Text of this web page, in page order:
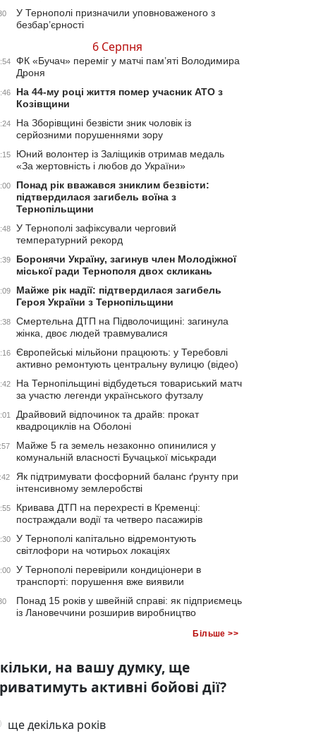
У Тернополі призначили уповноваженого з
безбар’єрності
6 Серпня
ФК «Бучач» переміг у матчі пам’яті Володимира
Дроня
На 44-му році життя помер учасник АТО з
Козівщини
На Зборівщині безвісти зник чоловік із
серйозними порушеннями зору
Юний волонтер із Заліщиків отримав медаль
«За жертовність і любов до України»
Понад рік вважався зниклим безвісти:
підтвердилася загибель воїна з
Тернопільщини
У Тернополі зафіксували черговий
температурний рекорд
Боронячи Україну, загинув член Молодіжної
міської ради Тернополя двох скликань
Майже рік надії: підтвердилася загибель
Героя України з Тернопільщини
Смертельна ДТП на Підволочищині: загинула
жінка, двоє людей травмувалися
Європейські мільйони працюють: у Теребовлі
активно ремонтують центральну вулицю (відео)
На Тернопільщині відбудеться товариський матч
за участю легенди українського футзалу
Драйвовий відпочинок та драйв: прокат
квадроциклів на Оболоні
Майже 5 га земель незаконно опинилися у
комунальній власності Бучацької міськради
Як підтримувати фосфорний баланс ґрунту при
інтенсивному землеробстві
Кривава ДТП на перехресті в Кременці:
постраждали водії та четверо пасажирів
У Тернополі капітально відремонтують
світлофори на чотирьох локаціях
У Тернополі перевірили кондиціонери в
транспорті: порушення вже виявили
Понад 15 років у швейній справі: як підприємець
із Лановеччини розширив виробництво
Більше >>
на вашу думку, ще
активні бойові дії?
ще декілька років